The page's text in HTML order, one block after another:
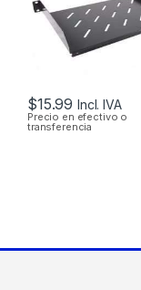
$15.99 Incl. IVA
Precio en efectivo o
transferencia